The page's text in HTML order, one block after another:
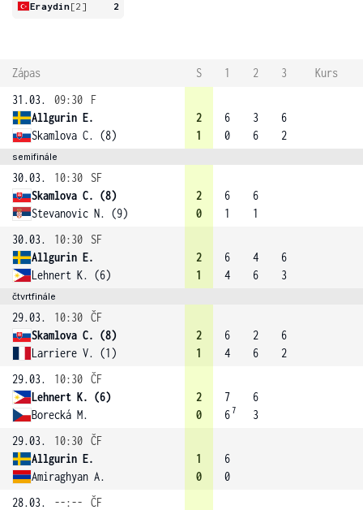
Eraydin[2] 2
Zápas S 1 2 3
Kurs
31.03.
09:30
F
Allgurin E.
Skamlova C. (8)
2
1
6
0
3
6
6
2
semifinále
30.03. 10:30
SF
Skamlova C. (8)
Stevanovic N. (9)
2
0
6
1
6
1
30.03.
10:30
SF
Allgurin E.
Lehnert K. (6)
2
1
6
4
4
6
6
3
čtvrtfinále
29.03. 10:30 ČF
Skamlova C. (8)
Larriere V. (1)
2
1
6
4
2
6
6
2
29.03.
10:30 ČF
Lehnert K. (6)
Borecká M.
2
0
7
67
6
3
29.03.
10:30 ČF
Allgurin E.
Amiraghyan A.
1
0
6
0
28.03.
--:--
ČF